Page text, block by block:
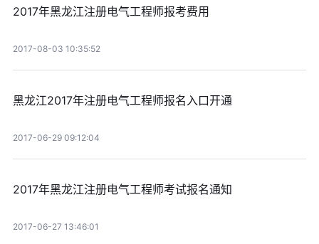
2017年黑龙江注册电气工程师报考费用
2017-08-03 10:35:52
黑龙江2017年注册电气工程师报名入口开通
2017-06-29 09:12:04
2017年黑龙江注册电气工程师考试报名通知
2017-06-27 13:46:01